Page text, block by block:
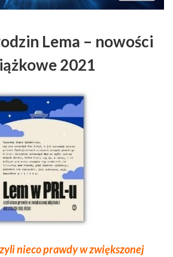
Lema – nowości
2021
nieco prawdy w zwiększonej